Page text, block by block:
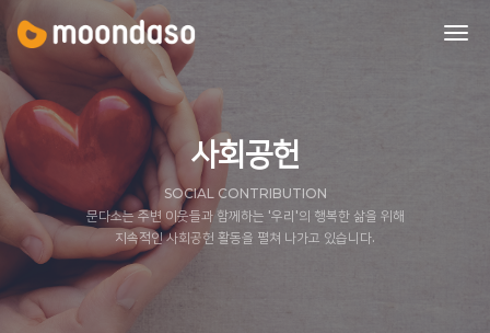
사회공헌
SOCIAL CONTRIBUTION
문다소는 주변 이웃들과 함께하는 '우리'의 행복한 삶을 위해
지속적인 사회공헌 활동을 펼쳐 나가고 있습니다.